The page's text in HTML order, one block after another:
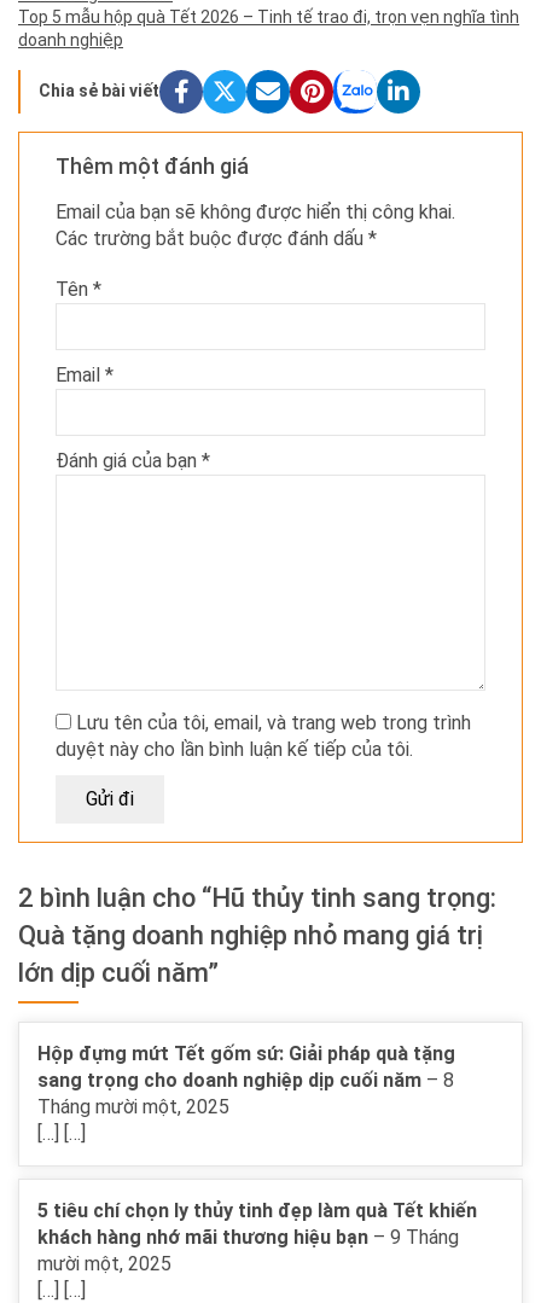
Top 5 mẫu hộp quà Tết 2026 – Tinh tế trao đi, trọn vẹn nghĩa tình
doanh nghiệp
Chia sẻ bài viết
Thêm một đánh giá
Email của bạn sẽ không được hiển thị công khai.
Các trường bắt buộc được đánh dấu *
Tên *
Email *
Đánh giá của bạn *
Lưu tên của tôi, email, và trang web trong trình
duyệt này cho lần bình luận kế tiếp của tôi.
2 bình luận cho “Hũ thủy tinh sang trọng:
Quà tặng doanh nghiệp nhỏ mang giá trị
lớn dịp cuối năm”
Hộp đựng mứt Tết gốm sứ: Giải pháp quà tặng
sang trọng cho doanh nghiệp dịp cuối năm – 8
Tháng mười một, 2025
[…] […]
5 tiêu chí chọn ly thủy tinh đẹp làm quà Tết khiến
khách hàng nhớ mãi thương hiệu bạn – 9 Tháng
mười một, 2025
[…] […]